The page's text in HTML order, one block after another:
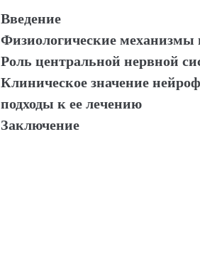
Введение
Физиологические механизмы
Роль центральной нервной
Клиническое значение
подходы к ее лечению
Заключение